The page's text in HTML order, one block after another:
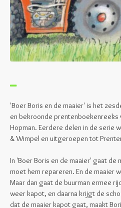
'Boer Boris en de maaier' is het
en bekroonde prentenboekenreeks
Hopman. Eerdere delen in de serie
& Wimpel en uitgeroepen tot
In 'Boer Boris en de maaier' gaat de
moet hem repareren. En de maaier
Maar dan gaat de buurman ermee
weer kapot, en daarna krijgt de
dat de maaier kapot gaat, maakt